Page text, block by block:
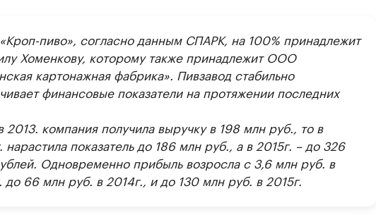
пиво», согласно данным СПАРК, на 100% принадлежит
Хоменкову, которому также принадлежит ООО
картонажная фабрика». Пивзавод стабильно
финансовые показатели на протяжении последних
2013. компания получила выручку в 198 млн руб., то в
нарастила показатель до 186 млн руб., а в 2015г. – до 326
Одновременно прибыль возросла с 3,6 млн руб. в
до 66 млн руб. в 2014г., и до 130 млн руб. в 2015г.